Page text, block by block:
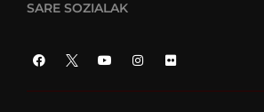
SARE SOZIALAK